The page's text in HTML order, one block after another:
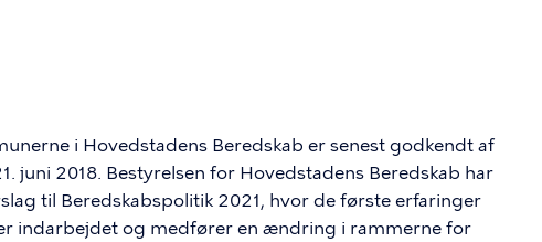
i Hovedstadens Beredskab er senest godkendt af
juni 2018. Bestyrelsen for Hovedstadens Beredskab har
til Beredskabspolitik 2021, hvor de første erfaringer
indarbejdet og medfører en ændring i rammerne for